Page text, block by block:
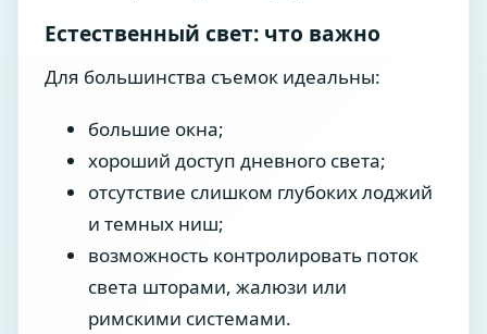
Естественный свет: что важно
Для большинства съемок идеальны:
большие окна;
хороший доступ дневного света;
отсутствие слишком глубоких лоджий
и темных ниш;
возможность контролировать поток
света шторами, жалюзи или
римскими системами.